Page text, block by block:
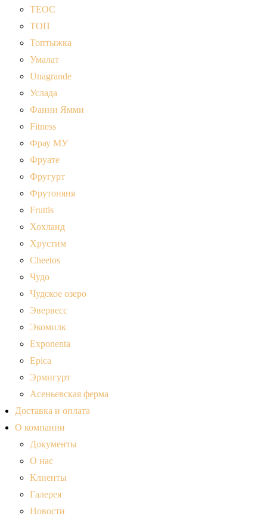
ТЕОС
ТОП
Топтыжка
Умалат
Unagrande
Услада
Фанни Ямми
Fitness
Фрау МУ
Фруате
Фругурт
Фрутоняня
Fruttis
Хохланд
Хрустим
Cheetos
Чудо
Чудское озеро
Эвервесс
Экомилк
Exponenta
Epica
Эрмигурт
Асеньевская ферма
Доставка и оплата
О компании
Документы
О нас
Клиенты
Галерея
Новости